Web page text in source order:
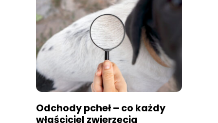
Odchody pcheł – co każdy
właściciel zwierzęcia